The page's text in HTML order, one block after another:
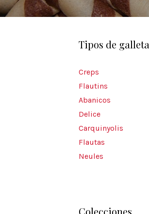
Tipos de galleta
Creps
Flautins
Abanicos
Delice
Carquinyolis
Flautas
Neules
Colecciones